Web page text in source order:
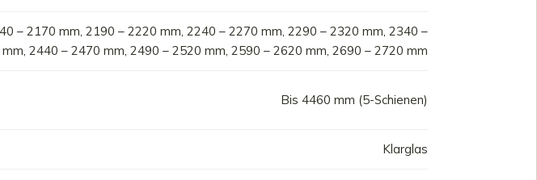
– 2170 mm, 2190 – 2220 mm, 2240 – 2270 mm, 2290 – 2320 mm, 2340 –
2440 – 2470 mm, 2490 – 2520 mm, 2590 – 2620 mm, 2690 – 2720 mm
Bis 4460 mm (5-Schienen)
Klarglas